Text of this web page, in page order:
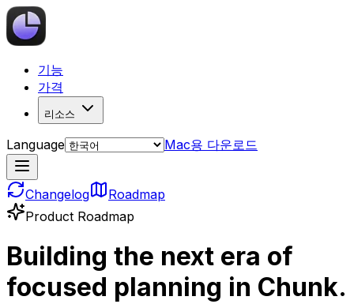
기능
가격
리소스
Language Mac용 다운로드
Changelog
Roadmap
Product Roadmap
Building the next era of
focused planning in Chunk.